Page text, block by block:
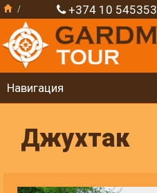
+374 10 545353
Навигация
Джухтак